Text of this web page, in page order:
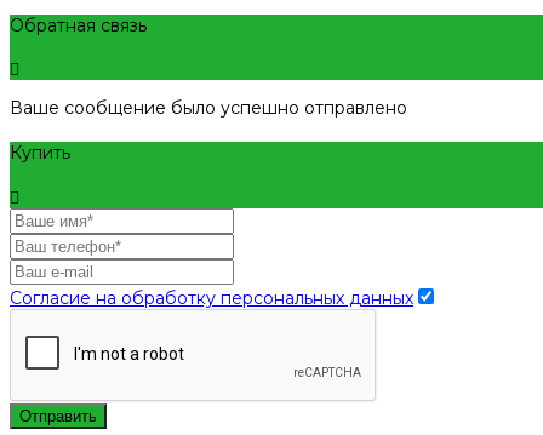
Обратная связь
Ваше сообщение было успешно отправлено
Купить
Согласие на обработку персональных данных
Отправить